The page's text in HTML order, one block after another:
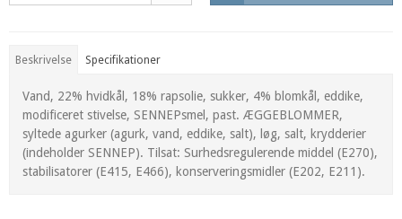
Beskrivelse Specifikationer
Vand, 22% hvidkål, 18% rapsolie, sukker, 4% blomkål, eddike,
modificeret stivelse, SENNEPsmel, past. ÆGGEBLOMMER,
syltede agurker (agurk, vand, eddike, salt), løg, salt, krydderier
(indeholder SENNEP). Tilsat: Surhedsregulerende middel (E270),
stabilisatorer (E415, E466), konserveringsmidler (E202, E211).